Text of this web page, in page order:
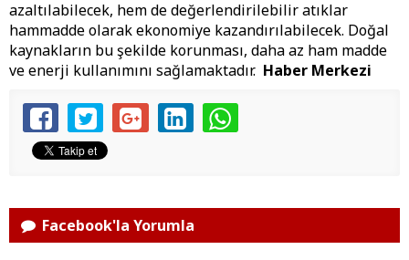
azaltılabilecek, hem de değerlendirilebilir atıklar
hammadde olarak ekonomiye kazandırılabilecek. Doğal
kaynakların bu şekilde korunması, daha az ham madde
ve enerji kullanımını sağlamaktadır. Haber Merkezi
Facebook'la Yorumla